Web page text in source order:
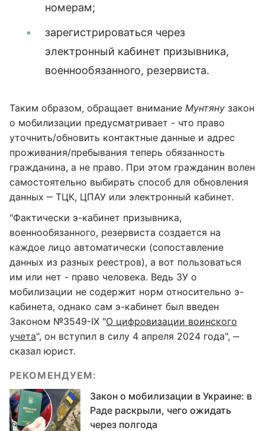
номерам;
зарегистрироваться через
электронный кабинет призывника,
военнообязанного, резервиста.
Таким образом, обращает внимание Мунтяну закон
о мобилизации предусматривает - что право
уточнить/обновить контактные данные и адрес
проживания/пребывания теперь обязанность
гражданина, а не право. При этом гражданин волен
самостоятельно выбирать способ для обновления
данных ‒ ТЦК, ЦПАУ или электронный кабинет.
"Фактически э-кабинет призывника,
военнообязанного, резервиста создается на
каждое лицо автоматически (сопоставление
данных из разных реестров), а вот пользоваться
им или нет - право человека. Ведь ЗУ о
мобилизации не содержит норм относительно э-
кабинета, однако сам э-кабинет был введен
Законом №3549-IX "О цифровизации воинского
учета", он вступил в силу 4 апреля 2024 года", ‒
сказал юрист.
РЕКОМЕНДУЕМ:
Закон о мобилизации в Украине: в
Раде раскрыли, чего ожидать
через полгода